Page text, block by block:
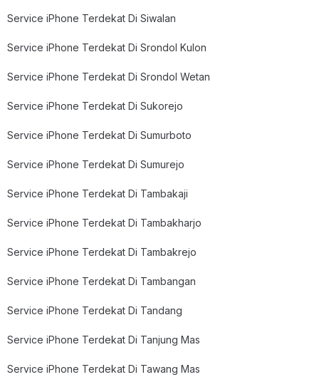
Service iPhone Terdekat Di Siwalan
Service iPhone Terdekat Di Srondol Kulon
Service iPhone Terdekat Di Srondol Wetan
Service iPhone Terdekat Di Sukorejo
Service iPhone Terdekat Di Sumurboto
Service iPhone Terdekat Di Sumurejo
Service iPhone Terdekat Di Tambakaji
Service iPhone Terdekat Di Tambakharjo
Service iPhone Terdekat Di Tambakrejo
Service iPhone Terdekat Di Tambangan
Service iPhone Terdekat Di Tandang
Service iPhone Terdekat Di Tanjung Mas
Service iPhone Terdekat Di Tawang Mas